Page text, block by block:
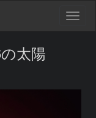
太陽